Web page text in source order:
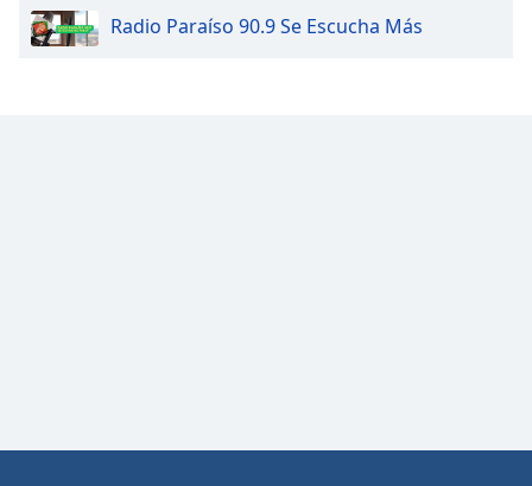
Radio Paraíso 90.9 Se Escucha Más